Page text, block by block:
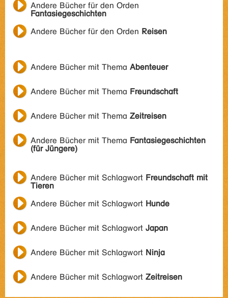
Andere Bücher für den Orden
Fantasiegeschichten
Andere Bücher für den Orden Reisen
Andere Bücher mit Thema Abenteuer
Andere Bücher mit Thema Freundschaft
Andere Bücher mit Thema Zeitreisen
Andere Bücher mit Thema Fantasiegeschichten
(für Jüngere)
Andere Bücher mit Schlagwort Freundschaft mit
Tieren
Andere Bücher mit Schlagwort Hunde
Andere Bücher mit Schlagwort Japan
Andere Bücher mit Schlagwort Ninja
Andere Bücher mit Schlagwort Zeitreisen